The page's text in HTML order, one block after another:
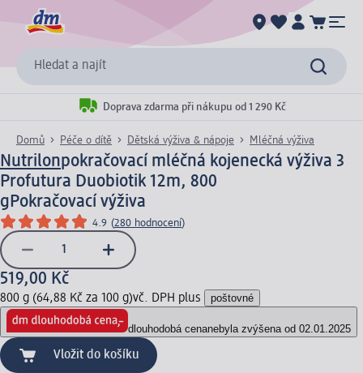
Hledat a najít
Doprava zdarma při nákupu od 1 290 Kč
Domů Péče o dítě Dětská výživa & nápoje Mléčná výživa
Nutrilonpokračovací mléčná kojenecká výživa 3
Profutura Duobiotik 12m, 800
g Pokračovací výživa
4.9 (280 hodnocení)
519,00 Kč
800 g (64,88 Kč za 100 g)vč. DPH plus poštovné
dlouhodobá cenanebyla zvýšena od 02.01.2025
Vložit do košíku